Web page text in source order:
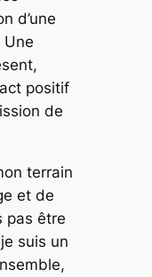
d’une
positif
de
terrain
et de
pas être
suis un